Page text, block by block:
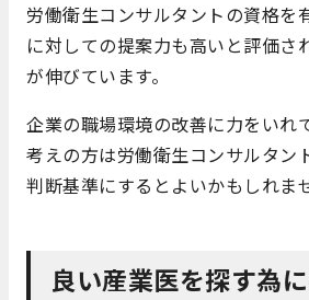
労働衛生コンサルタントの資格を
に対しての提案力も高いと評価さ
が伸びています。
企業の職場環境の改善に力をいれ
考えの方は労働衛生コンサルタン
判断基準にするとよいかもしれま
良い産業医を探す為